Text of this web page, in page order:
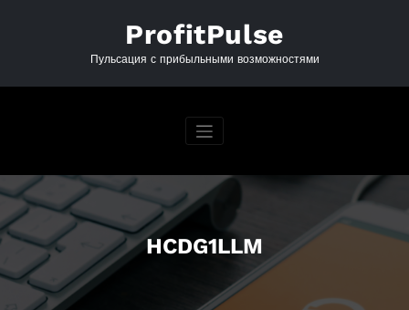
ProfitPulse
Пульсация с прибыльными возможностями
HCDG1LLM